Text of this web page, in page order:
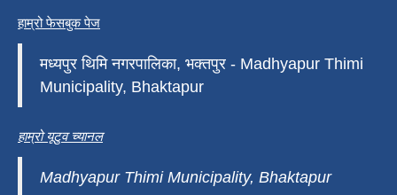
हाम्रो फेसबुक पेज
मध्यपुर थिमि नगरपालिका, भक्तपुर - Madhyapur Thimi
Municipality, Bhaktapur
हाम्रो यूटुव च्यानल
Madhyapur Thimi Municipality, Bhaktapur